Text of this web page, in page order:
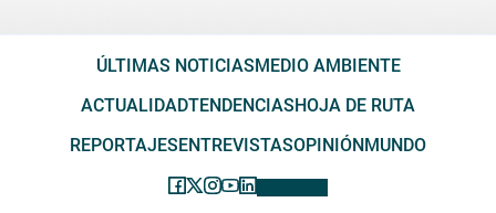
ÚLTIMAS NOTICIAS MEDIO AMBIENTE
ACTUALIDADTENDENCIAS HOJA DE RUTA
REPORTAJES ENTREVISTASOPINIÓN MUNDO